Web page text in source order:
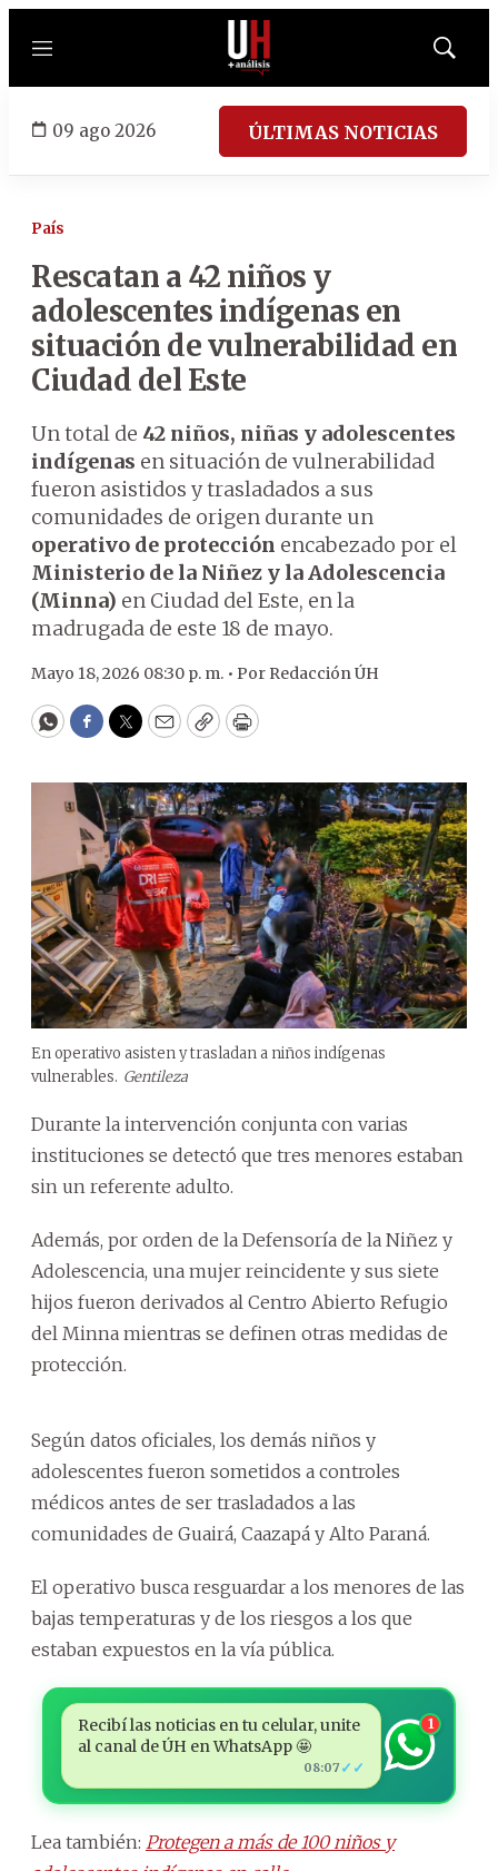
Menú
Mostrar
09 ago 2026 ÚLTIMAS NOTICIAS
País
Rescatan a 42 niños y
adolescentes indígenas en
situación de vulnerabilidad en
Ciudad del Este
Un total de 42 niños, niñas y adolescentes
indígenas en situación de vulnerabilidad
fueron asistidos y trasladados a sus
comunidades de origen durante un
operativo de protección encabezado por el
Ministerio de la Niñez y la Adolescencia
(Minna) en Ciudad del Este, en la
madrugada de este 18 de mayo.
Mayo 18, 2026 08:30 p. m. • Por Redacción ÚH
WhatsApp
Facebook
Twitter
EmailCopyPrint
En operativo asisten y trasladan a niños indígenas
vulnerables. Gentileza
Durante la intervención conjunta con varias
instituciones se detectó que tres menores estaban
sin un referente adulto.
Además, por orden de la Defensoría de la Niñez y
Adolescencia, una mujer reincidente y sus siete
hijos fueron derivados al Centro Abierto Refugio
del Minna mientras se definen otras medidas de
protección.
Según datos oficiales, los demás niños y
adolescentes fueron sometidos a controles
médicos antes de ser trasladados a las
comunidades de Guairá, Caazapá y Alto Paraná.
El operativo busca resguardar a los menores de las
bajas temperaturas y de los riesgos a los que
estaban expuestos en la vía pública.
Recibí las noticias en tu celular, unite
al canal de ÚH en WhatsApp 🤩
08:07 ✓✓
1
Lea también: Protegen a más de 100 niños y